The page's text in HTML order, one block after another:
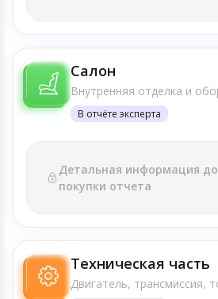
Салон
Внутренняя отделка и
В отчёте эксперта
Детальная информация
покупки отчета
Техническая часть
Двигатель, трансмиссия,